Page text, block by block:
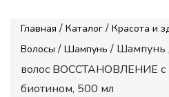
Главная / Каталог / Красота и
Волосы / Шампунь / Шампунь
волос ВОССТАНОВЛЕНИЕ с
биотином, 500 мл